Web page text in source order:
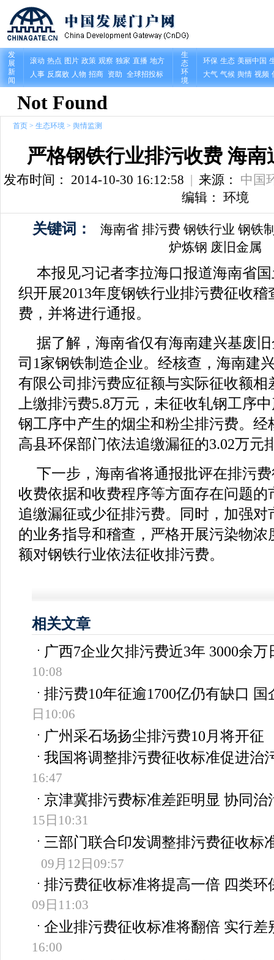
首页 > 生态环境 > 舆情监测
严格钢铁行业排污收费 海
发布时间： 2014-10-30 16:12:58 | 来源： 中国
编辑： 环境
关键词： 海南省 排污费 钢铁行业 钢铁
炉炼钢 废旧金属
本报见习记者李拉海口报道海南省
织开展2013年度钢铁行业排污费征收
费，并将进行通报。
据了解，海南省仅有海南建兴基废
司1家钢铁制造企业。经核查，海南建
有限公司排污费应征额与实际征收额相
上缴排污费5.8万元，未征收轧钢工序
钢工序中产生的烟尘和粉尘排污费。经
高县环保部门依法追缴漏征的3.02万元
下一步，海南省将通报批评在排污
收费依据和收费程序等方面存在问题
追缴漏征或少征排污费。同时，加强对
的业务指导和稽查，严格开展污染物
额对钢铁行业依法征收排污费。
相关文章
广西7企业欠排污费近3年 3000余万
10:08
排污费10年征逾1700亿仍有缺口 国
日10:06
广州采石场扬尘排污费10月将开征
我国将调整排污费征收标准促进治
16:47
京津冀排污费标准差距明显 协同治
15日10:31
三部门联合印发调整排污费征收标
09月12日09:57
排污费征收标准将提高一倍 四类环
09日11:03
企业排污费征收标准将翻倍 实行差
16:00